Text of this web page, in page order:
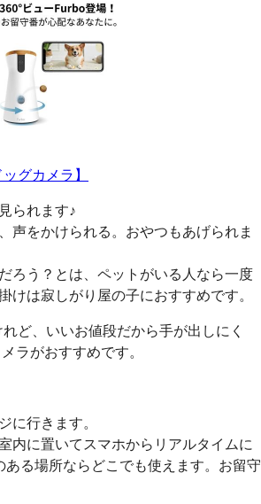
グカメラ】
られます♪
声をかけられる。おやつもあげられま
ろう？とは、ペットがいる人なら一度
けは寂しがり屋の子におすすめです。
ど、いいお値段だから手が出しにく
ラがおすすめです。
に行きます。
内に置いてスマホからリアルタイムに
る場所ならどこでも使えます。お留守